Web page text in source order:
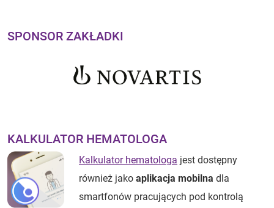
SPONSOR ZAKŁADKI
KALKULATOR HEMATOLOGA
Kalkulator hematologa jest dostępny
również jako aplikacja mobilna dla
smartfonów pracujących pod kontrolą